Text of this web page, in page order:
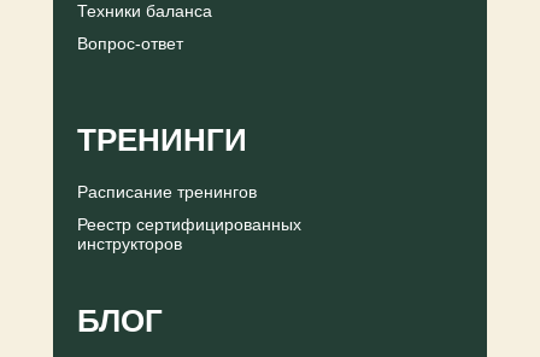
ТРЕНИНГИ
БЛОГ
Техники баланса
Вопрос-ответ
Расписание тренингов
Реестр сертифицированных
инструкторов